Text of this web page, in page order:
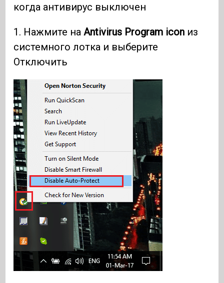
когда антивирус выключен
1. Нажмите на Antivirus Program icon из
системного лотка и выберите
Отключить